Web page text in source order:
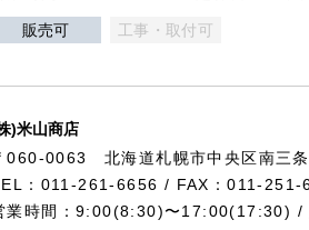
販売可 工事・取付可
)米山商店
060-0063 北海道札幌市中央区南三
：011-261-6656 / FAX：011-251-
業時間：9:00(8:30)〜17:00(17:30) /